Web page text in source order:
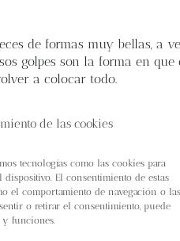
de las cookies
tecnologías como las cookies para
El consentimiento de estas
el comportamiento de navegación o las
o retirar el consentimiento, puede
y funciones.
de formas muy bellas, a
golpes son la forma en
a colocar todo.
para Navidad, y mira por
regalártelo. Me haces un
mundo pueda disfrutarlo y
sabe que tengo esta nueva
calcetín «afterthought heel»
para terminar de
fácil. Como sencillo te va